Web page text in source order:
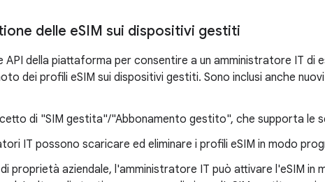
delle eSIM sui dispositivi gestiti
API della piattaforma per consentire a un amministratore IT di
dei profili eSIM sui dispositivi gestiti. Sono inclusi anche
di "SIM gestita"/"Abbonamento gestito", che supporta le
IT possono scaricare ed eliminare i profili eSIM in modo
proprietà aziendale, l'amministratore IT può attivare l'eSIM in